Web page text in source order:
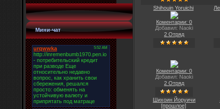
Мини-чат
Shihouin Yoruichi
Коментарии: 0
Добавил: Naoki
2 Отряд
Коментарии: 0
Добавил: Naoki
2 Отряд
Шихоин Йоруичи
[прошлое]